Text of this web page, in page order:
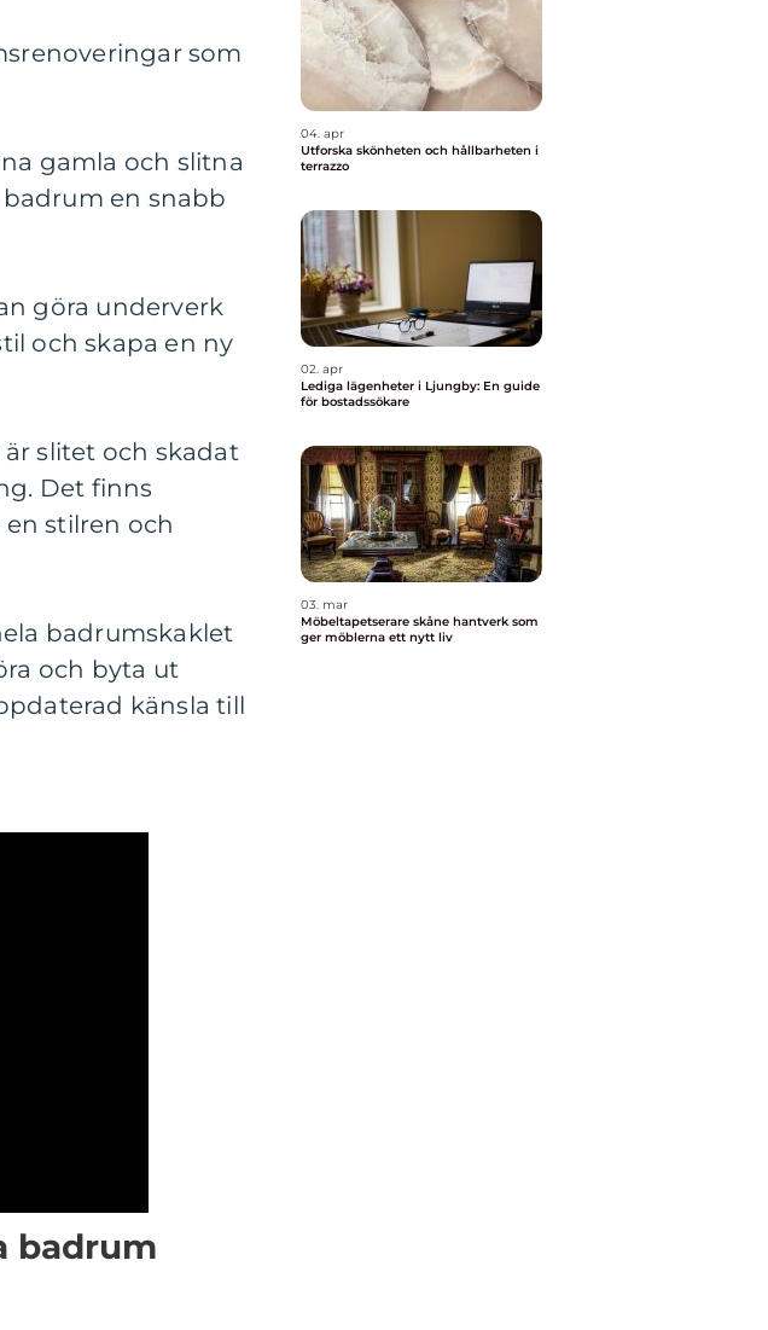
som
gamla och slitna
en snabb
göra underverk
och skapa en ny
slitet och skadat
Det finns
stilren och
badrumskaklet
och byta ut
känsla till
badrum
04. apr
Utforska skönheten och hållbarheten i
terrazzo
02. apr
Lediga lägenheter i Ljungby: En guide
för bostadssökare
03. mar
Möbeltapetserare skåne hantverk som
ger möblerna ett nytt liv